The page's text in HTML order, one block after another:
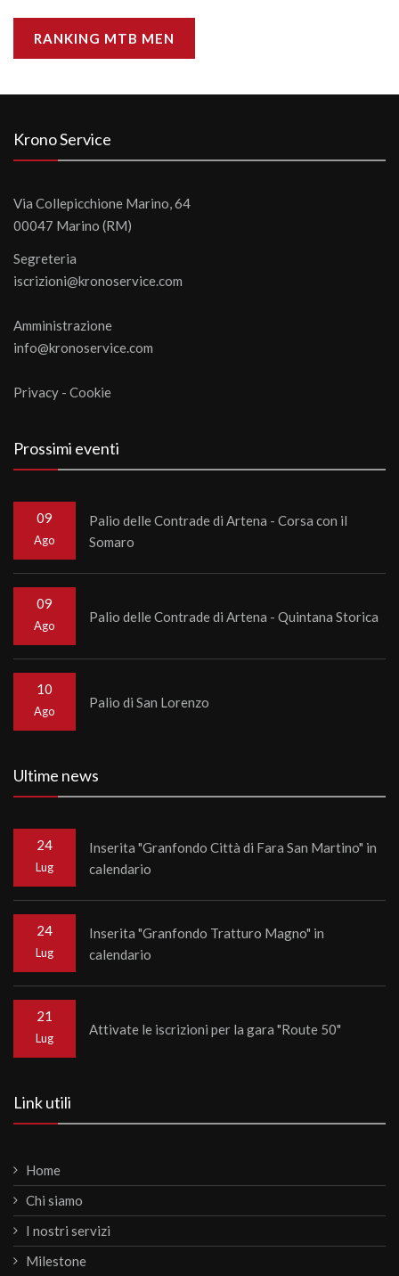
RANKING MTB MEN
Krono Service
Via Collepicchione Marino, 64
00047 Marino (RM)
Segreteria
iscrizioni@kronoservice.com
Amministrazione
info@kronoservice.com
Privacy - Cookie
Prossimi eventi
09
Ago
Palio delle Contrade di Artena - Corsa con il
Somaro
09
Ago
Palio delle Contrade di Artena - Quintana Storica
10
Ago
Palio di San Lorenzo
Ultime news
24
Lug
Inserita "Granfondo Città di Fara San Martino" in
calendario
24
Lug
Inserita "Granfondo Tratturo Magno" in
calendario
21
Lug
Attivate le iscrizioni per la gara "Route 50"
Link utili
Home
Chi siamo
I nostri servizi
Milestone